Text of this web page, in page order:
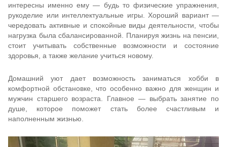
интересны именно ему — будь то физические упражнения,
рукоделие или интеллектуальные игры. Хороший вариант —
чередовать активные и спокойные виды деятельности, чтобы
нагрузка была сбалансированной. Планируя жизнь на пенсии,
стоит учитывать собственные возможности и состояние
здоровья, а также желание учиться новому.
Домашний уют дает возможность заниматься хобби в
комфортной обстановке, что особенно важно для женщин и
мужчин старшего возраста. Главное — выбрать занятие по
душе, которое поможет стать более счастливым и
наполненным жизнью.